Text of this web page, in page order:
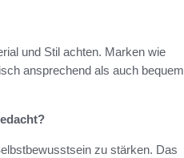
und Stil achten. Marken wie
ansprechend als auch bequem
zu stärken. Das